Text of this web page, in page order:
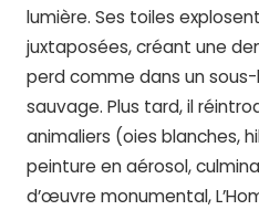
lumière. Ses toiles
juxtaposées, créant une
perd comme dans un
sauvage. Plus tard, il
animaliers (oies blanches,
peinture en aérosol,
d’œuvre monumental,